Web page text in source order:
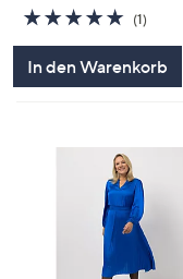
5.0
von
(1)1
In den Warenkorb